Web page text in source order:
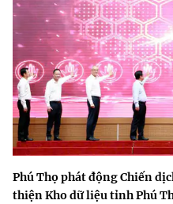
Phú Thọ phát động Chiến
thiện Kho dữ liệu tỉnh Phú